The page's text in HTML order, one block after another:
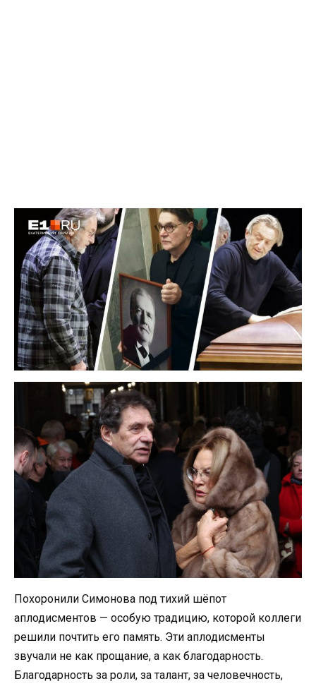
Похоронили Симонова под тихий шёпот
аплодисментов — особую традицию, которой коллеги
решили почтить его память. Эти аплодисменты
звучали не как прощание, а как благодарность.
Благодарность за роли, за талант, за человечность,